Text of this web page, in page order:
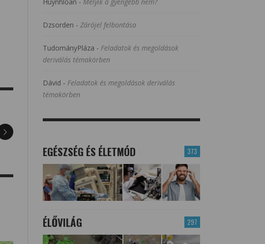
Huynhloan - Melyik a gyengébb nem?
Dzsorden - Zárójel felbontása
TudományPláza - Feladatok és megoldások
deriválás témakörben
Dávid - Feladatok és megoldások deriválás
témakörben
373
EGÉSZSÉG ÉS ÉLETMÓD
297
ÉLŐVILÁG